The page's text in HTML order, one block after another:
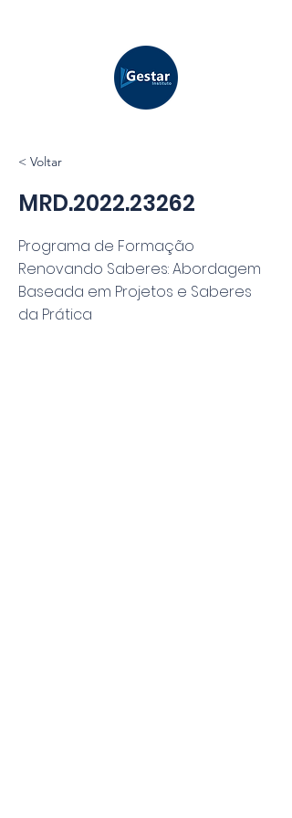
< Voltar
MRD.2022.23262
Programa de Formação
Renovando Saberes: Abordagem
Baseada em Projetos e Saberes
da Prática